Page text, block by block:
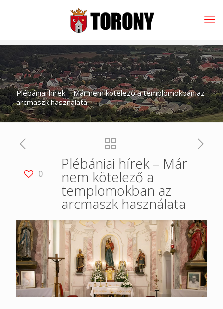
Plébániai hírek – Már nem kötelező a templomokban az
arcmaszk használata
0
Plébániai hírek – Már
nem kötelező a
templomokban az
arcmaszk használata